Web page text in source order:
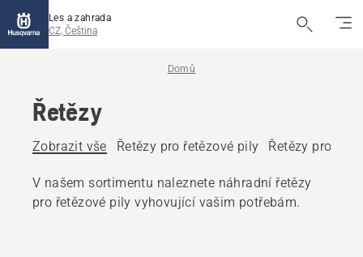
Les a zahrada
CZ, Čeština
Domů
Řetězy
Zobrazit vše Řetězy pro řetězové pily Řetězy pro
V našem sortimentu naleznete náhradní řetězy
pro řetězové pily vyhovující vašim potřebám.